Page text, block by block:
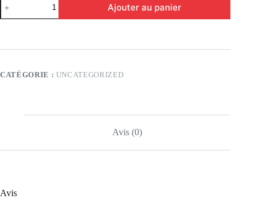
Ajouter au panier
CATÉGORIE : UNCATEGORIZED
Avis (0)
Avis